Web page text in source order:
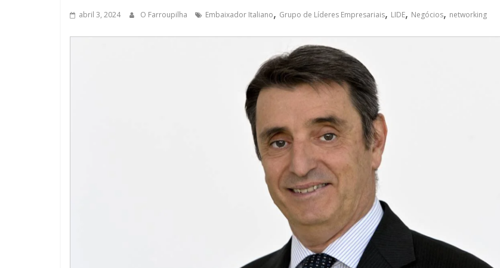
abril 3, 2024 O Farroupilha Embaixador Italiano, Grupo de Líderes Empresariais, LIDE, Negócios, networking